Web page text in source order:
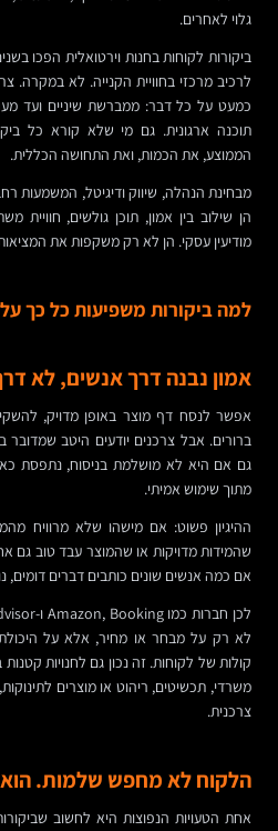
גלוי לאחרים.
ביקורות לקוחות בחנות וירטואלית הפכו
לרכיב מרכזי בחוויית הקנייה. לא במקרה.
כמעט על כל דבר: ממברשת שיניים ועד
תוכנה ארגונית. גם מי שלא קורא כל
הממוצע, את הכמות, ואת התחושה הכללית.
מבחינת הנהלה, שיווק ודיגיטל, המשמעות
מודיעין עסקי. הן לא רק משקפות את
למה ביקורות משפיעות כל כך
אמון נבנה דרך אנשים, לא
אפשר לנסח דף מוצר באופן מדויק,
ברורים. אבל צרכנים יודעים היטב
גם אם היא לא מושלמת בניסוח, נתפסת
מתוך שימוש אמיתי.
ההיגיון פשוט: אם מישהו שלא מרוויח
שהמידות מדויקות או שהמוצר עבד טוב גם
אם כמה אנשים שונים כותבים דברים
לא רק על מבחר או מחיר, אלא על
קולות של לקוחות. זה נכון גם לחנויות
משרדי, תכשיטים, ריהוט או מוצרים
צרכנית.
הלקוח לא מחפש שלמות.
אחת הטעויות הנפוצות היא לחשוב